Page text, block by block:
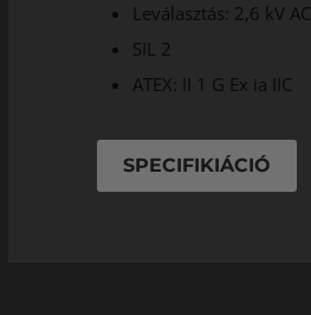
Leválasztás: 2,6 kV AC
SIL 2
ATEX: II 1 G Ex ia IIC
SPECIFIKIÁCIÓ